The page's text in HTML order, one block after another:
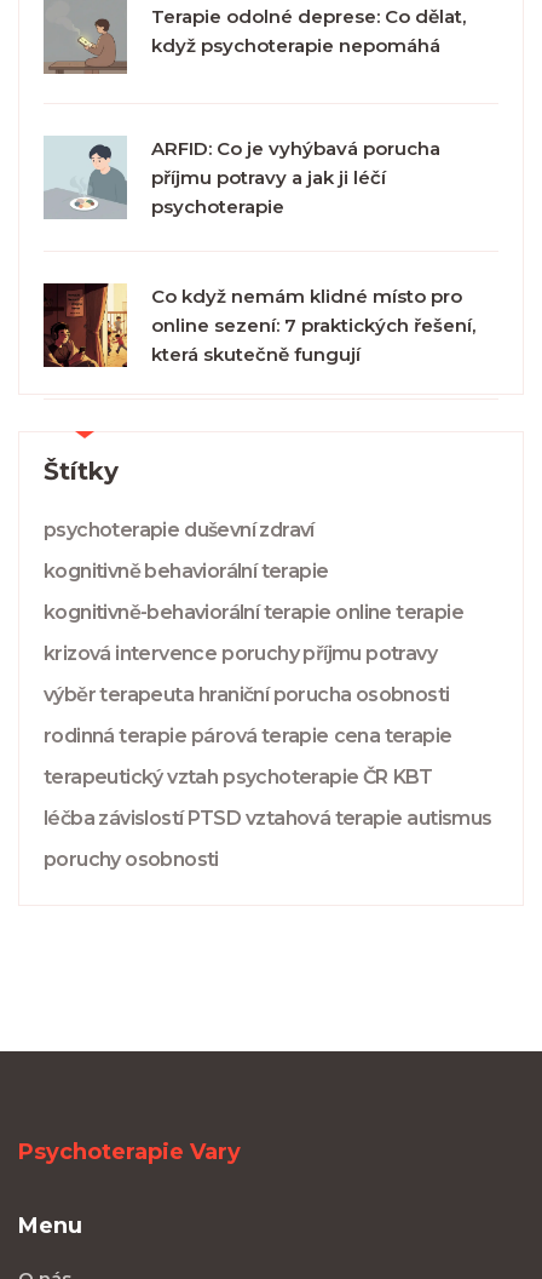
Terapie odolné deprese: Co dělat,
když psychoterapie nepomáhá
ARFID: Co je vyhýbavá porucha
příjmu potravy a jak ji léčí
psychoterapie
Co když nemám klidné místo pro
online sezení: 7 praktických řešení,
která skutečně fungují
Štítky
psychoterapie duševní zdraví
kognitivně behaviorální terapie
kognitivně-behaviorální terapie online terapie
krizová intervence poruchy příjmu potravy
výběr terapeuta hraniční porucha osobnosti
rodinná terapie párová terapie cena terapie
terapeutický vztah psychoterapie ČR KBT
léčba závislostí PTSD vztahová terapie autismus
poruchy osobnosti
Psychoterapie Vary
Menu